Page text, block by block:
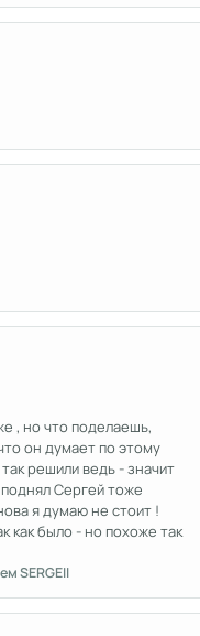
, но что поделаешь,
он думает по этому
решили ведь - значит
Сергей тоже
я думаю не стоит !
как было - но похоже так
SERGEII